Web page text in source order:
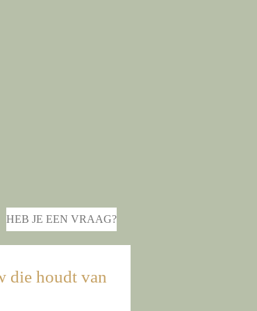
HEB JE EEN VRAAG?
die houdt van